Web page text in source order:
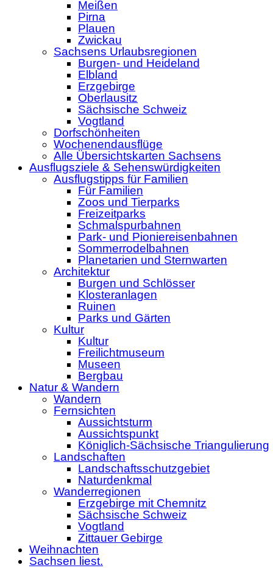
Meißen
Pirna
Plauen
Zwickau
Sachsens Urlaubsregionen
Burgen- und Heideland
Elbland
Erzgebirge
Oberlausitz
Sächsische Schweiz
Vogtland
Dorfschönheiten
Wochenendausflüge
Alle Übersichtskarten Sachsens
Ausflugsziele & Sehenswürdigkeiten
Ausflugstipps für Familien
Für Familien
Zoos und Tierparks
Freizeitparks
Schmalspurbahnen
Park- und Pioniereisenbahnen
Sommerrodelbahnen
Planetarien und Sternwarten
Architektur
Burgen und Schlösser
Klosteranlagen
Ruinen
Parks und Gärten
Kultur
Kultur
Freilichtmuseum
Museen
Bergbau
Natur & Wandern
Wandern
Fernsichten
Aussichtsturm
Aussichtspunkt
Königlich-Sächsische Triangulierung
Landschaften
Landschaftsschutzgebiet
Naturdenkmal
Wanderregionen
Erzgebirge mit Chemnitz
Sächsische Schweiz
Vogtland
Zittauer Gebirge
Weihnachten
Sachsen liest.